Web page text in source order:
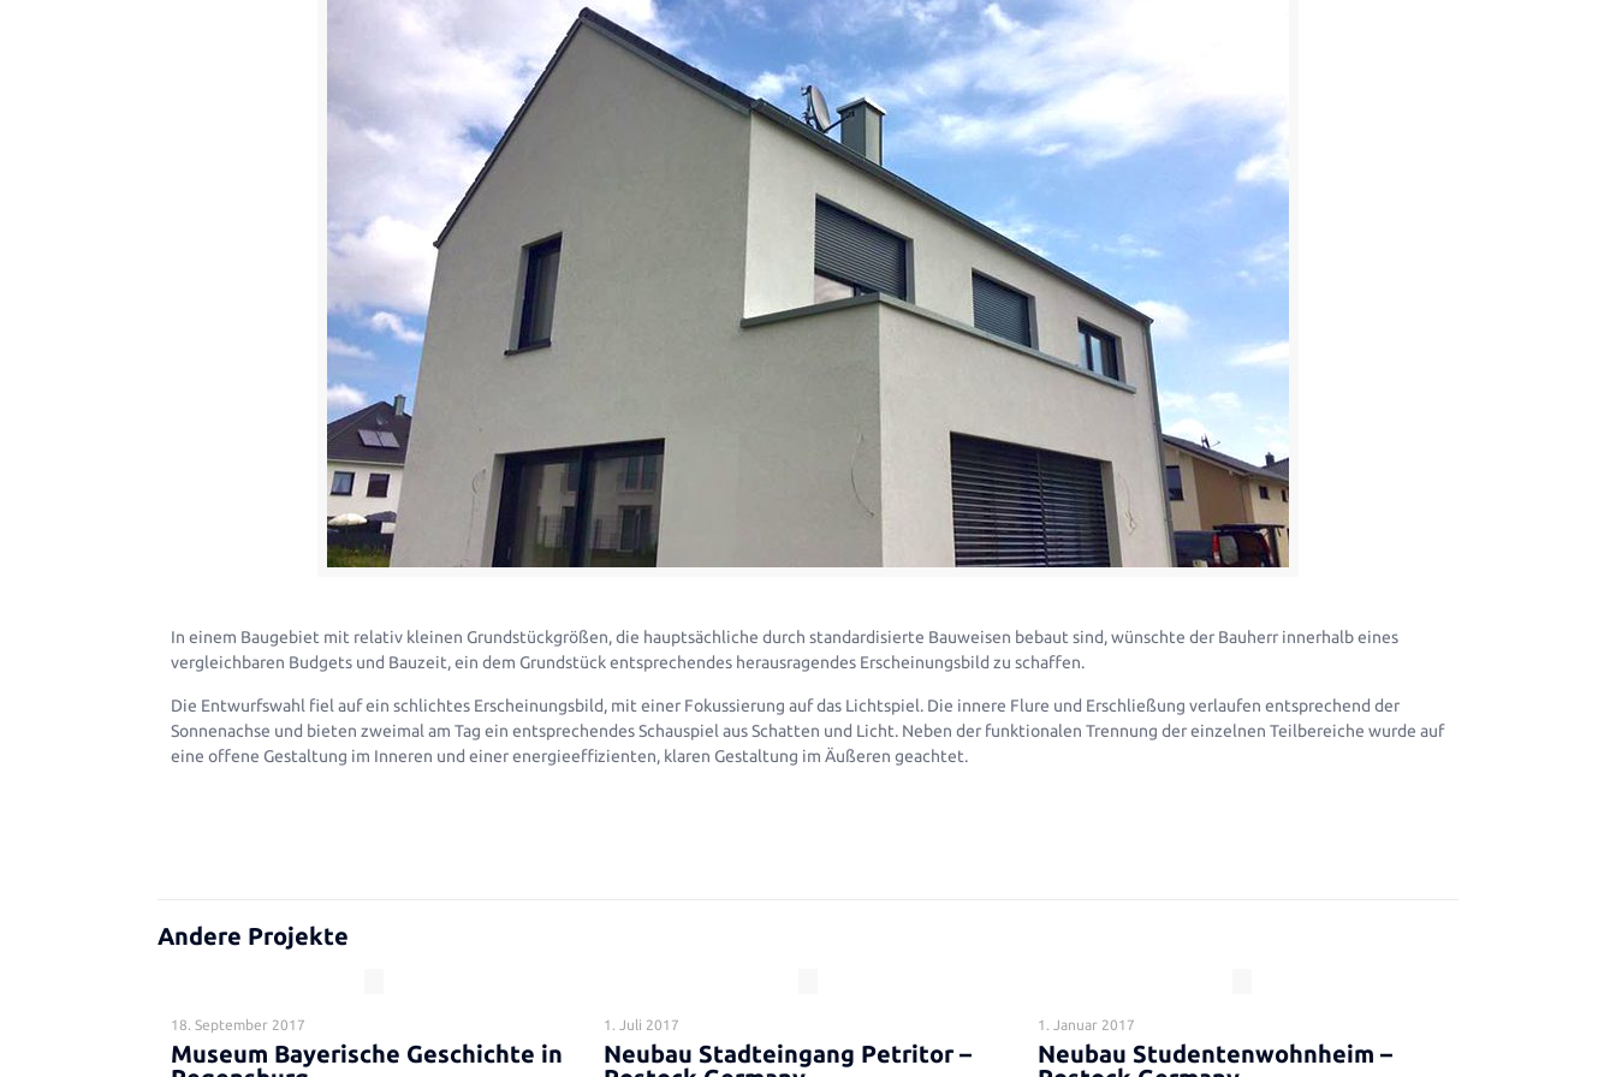
In einem Baugebiet mit relativ kleinen Grundstückgrößen, die hauptsächliche durch standardisierte Bauweisen bebaut sind, wünschte der Bauherr innerhalb eines
vergleichbaren Budgets und Bauzeit, ein dem Grundstück entsprechendes herausragendes Erscheinungsbild zu schaffen.
Die Entwurfswahl fiel auf ein schlichtes Erscheinungsbild, mit einer Fokussierung auf das Lichtspiel. Die innere Flure und Erschließung verlaufen entsprechend der
Sonnenachse und bieten zweimal am Tag ein entsprechendes Schauspiel aus Schatten und Licht. Neben der funktionalen Trennung der einzelnen Teilbereiche wurde auf
eine offene Gestaltung im Inneren und einer energieeffizienten, klaren Gestaltung im Äußeren geachtet.
Andere Projekte
18. September 2017
Museum Bayerische Geschichte in
1. Juli 2017
Neubau Stadteingang Petritor –
1. Januar 2017
Neubau Studentenwohnheim –